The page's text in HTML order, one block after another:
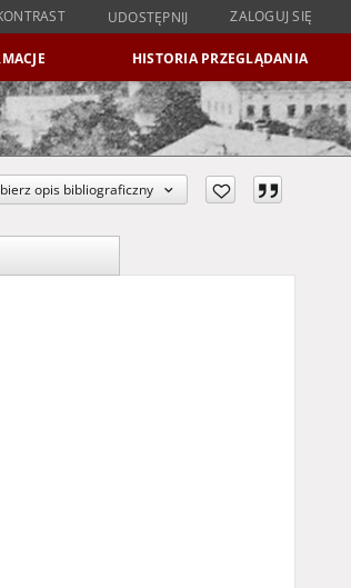
UDOSTĘPNIJ ZALOGUJ SIĘ
HISTORIA PRZEGLĄDANIA
opis bibliograficzny